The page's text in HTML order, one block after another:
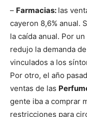
– Farmacias: las
cayeron 8,6% anual.
la caída anual. Por
redujo la demanda
vinculados a los
Por otro, el año
ventas de las
gente iba a comprar
restricciones para